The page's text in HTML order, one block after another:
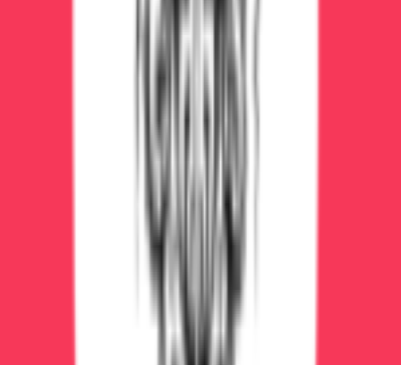
Кодирование двойной блок (5 лет) — 25000₽
Реабилитация стандартная (6 месяцев) —
Семейная терапия (10 сеансов) — 50000₽
Постреабилитационная поддержка (6 месяцев)
Что влияет на стоимость лечения
Факторы удорожания:
Стадия алкоголизма:
Длительность запоя: запой 2 недели требует
больше капельниц
Сопутствующие болезни: